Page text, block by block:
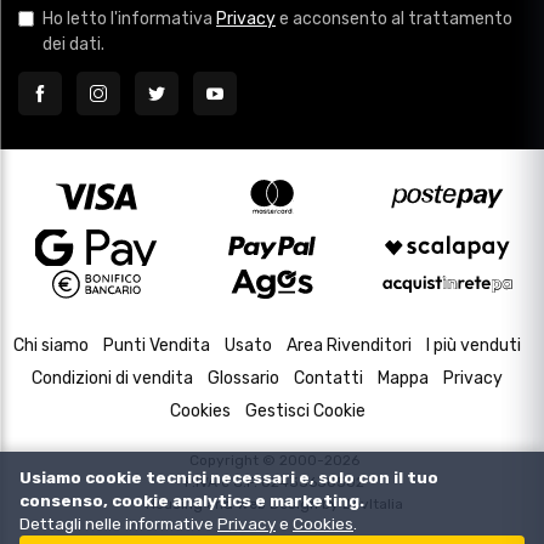
Ho letto l'informativa Privacye acconsento al trattamento
dei dati.
Chi siamo Punti Vendita Usato Area Rivenditori
I più venduti
Condizioni di vendita
Glossario Contatti Mappa
Privacy
Cookies
Gestisci Cookie
Copyright © 2000-2026
P.IVA e C.F. 02433630502
Housing and Web Design byDevItalia
Usiamo cookie tecnici necessari e, solo con il tuo
consenso, cookie analytics e marketing.
Dettagli nelle informative Privacye Cookies